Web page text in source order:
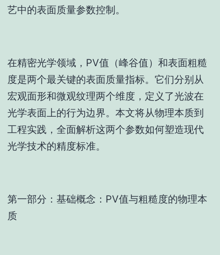
艺中的表面质量参数控制。
在精密光学领域，PV值（峰谷值）和表面粗糙
度是两个最关键的表面质量指标。它们分别从
宏观面形和微观纹理两个维度，定义了光波在
光学表面上的行为边界。本文将从物理本质到
工程实践，全面解析这两个参数如何塑造现代
光学技术的精度标准。
第一部分：基础概念：PV值与粗糙度的物理本
质